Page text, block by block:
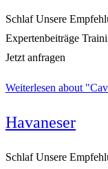
Schlaf Unsere
Expertenbeiträge
Jetzt anfragen
Weiterlesen about
Havaneser
Schlaf Unsere